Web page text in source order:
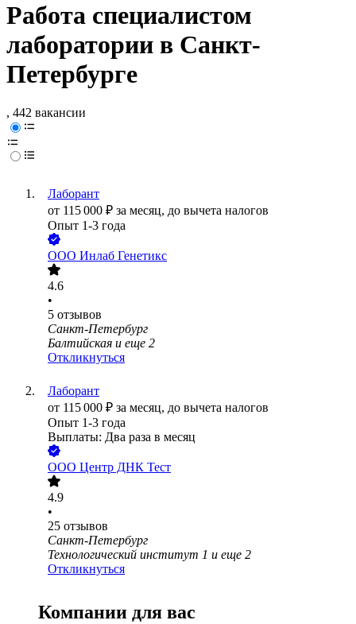
Работа специалистом
лаборатории в Санкт-
Петербурге
, 442 вакансии
Лаборант
от 115 000 ₽ за месяц, до вычета налогов
Опыт 1-3 года
ООО Инлаб Генетикс
4.6
•
5 отзывов
Санкт-Петербург
Балтийская и еще 2
Откликнуться
Лаборант
от 115 000 ₽ за месяц, до вычета налогов
Опыт 1-3 года
Выплаты: Два раза в месяц
ООО Центр ДНК Тест
4.9
•
25 отзывов
Санкт-Петербург
Технологический институт 1 и еще 2
Откликнуться
Компании для вас